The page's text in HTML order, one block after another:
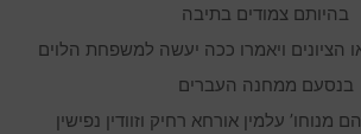
בהיותם צמודים בתיבה
הציונים ויאמרו ככה יעשה למשפחת הלוים
בנסעם ממחנה העברים
מנוחו’ עלמין אורחא רחיק וזוודין נפישין